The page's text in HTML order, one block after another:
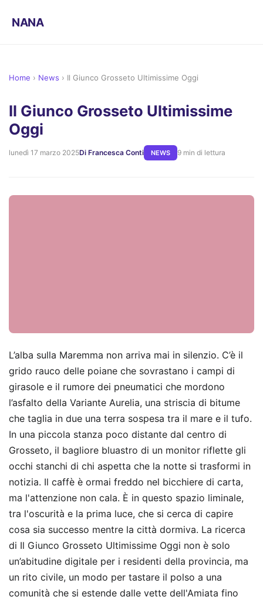
NANA
Home › News › Il Giunco Grosseto Ultimissime Oggi
Il Giunco Grosseto Ultimissime
Oggi
lunedì 17 marzo 2025Di Francesca Conti NEWS 9 min di lettura
L’alba sulla Maremma non arriva mai in silenzio. C’è il
grido rauco delle poiane che sovrastano i campi di
girasole e il rumore dei pneumatici che mordono
l’asfalto della Variante Aurelia, una striscia di bitume
che taglia in due una terra sospesa tra il mare e il tufo.
In una piccola stanza poco distante dal centro di
Grosseto, il bagliore bluastro di un monitor riflette gli
occhi stanchi di chi aspetta che la notte si trasformi in
notizia. Il caffè è ormai freddo nel bicchiere di carta,
ma l'attenzione non cala. È in questo spazio liminale,
tra l'oscurità e la prima luce, che si cerca di capire
cosa sia successo mentre la città dormiva. La ricerca
di Il Giunco Grosseto Ultimissime Oggi non è solo
un’abitudine digitale per i residenti della provincia, ma
un rito civile, un modo per tastare il polso a una
comunità che si estende dalle vette dell'Amiata fino